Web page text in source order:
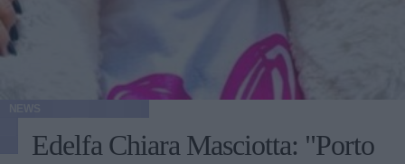
Edelfa Chiara Masciotta: "Porto